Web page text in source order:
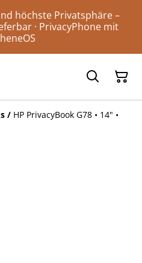
höchste Privatsphäre –
· PrivacyPhone mit
/ HP PrivacyBook G78 • 14" •